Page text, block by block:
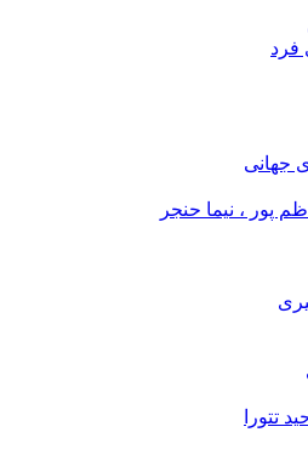
فرد
جهانی
پور ، نیما حنجر
تتورا